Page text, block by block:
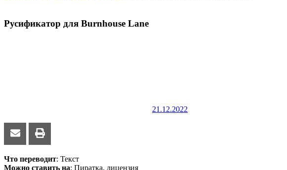
Русификатор для Burnhouse Lane
21.12.2022
Что переводит: Текст
Можно ставить на: Пиратка, лицензия